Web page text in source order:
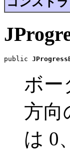
public
ボー
方向
は 0